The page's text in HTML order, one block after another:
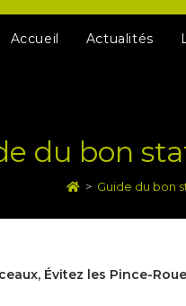
Accueil Actualités
du bon
> Guide du bon
Évitez les Pince-